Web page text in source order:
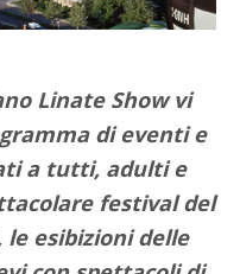
Linate Show vi
di eventi e
a tutti, adulti e
festival del
esibizioni delle